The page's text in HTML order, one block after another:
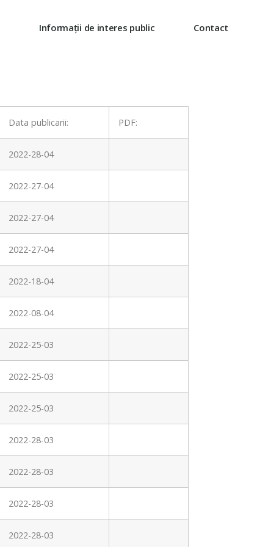
Informații de interes public Contact
Data publicarii: PDF:
2022-28-04
2022-27-04
2022-27-04
2022-27-04
2022-18-04
2022-08-04
2022-25-03
2022-25-03
2022-25-03
2022-28-03
2022-28-03
2022-28-03
2022-28-03